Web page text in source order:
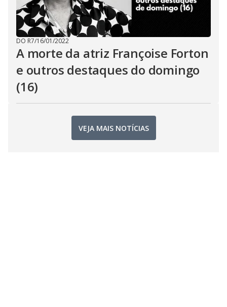
DO R7/16/01/2022
A morte da atriz Françoise Forton
e outros destaques do domingo
(16)
VEJA MAIS NOTÍCIAS